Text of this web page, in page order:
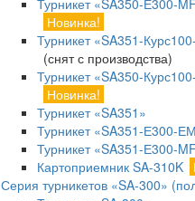
Турникет «SA350-Е300-
Новинка!
Турникет «SA351-
(снят с производства)
Турникет «SA350-
Новинка!
Турникет «SA351»
Турникет «SA351-Е300-
Турникет «SA351-Е300-
Картоприемник SA-310K
Серия турникетов «SA-300»